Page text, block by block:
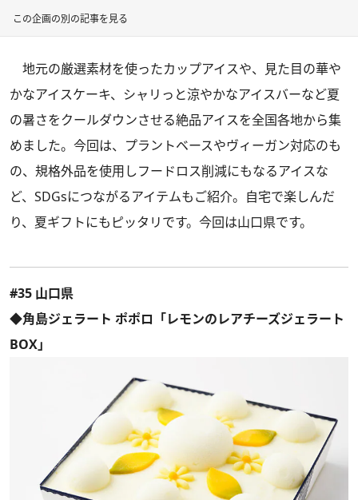
この企画の別の記事を見る
地元の厳選素材を使ったカップアイスや、見た目の華や
かなアイスケーキ、シャリっと涼やかなアイスバーなど夏
の暑さをクールダウンさせる絶品アイスを全国各地から集
めました。今回は、プラントベースやヴィーガン対応のも
の、規格外品を使用しフードロス削減にもなるアイスな
ど、SDGsにつながるアイテムもご紹介。自宅で楽しんだ
り、夏ギフトにもピッタリです。今回は山口県です。
#35 山口県
◆角島ジェラート ポポロ「レモンのレアチーズジェラート
BOX」